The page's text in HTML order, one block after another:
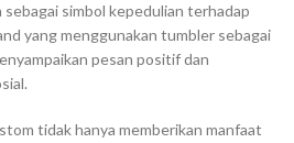
simbol kepedulian terhadap
yang menggunakan tumbler sebagai
pesan positif dan
tidak hanya memberikan manfaat